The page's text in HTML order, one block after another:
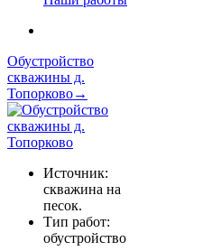
Обустройство
скважины д.
Топорково→
Источник:
скважина на
песок.
Тип работ:
обустройство